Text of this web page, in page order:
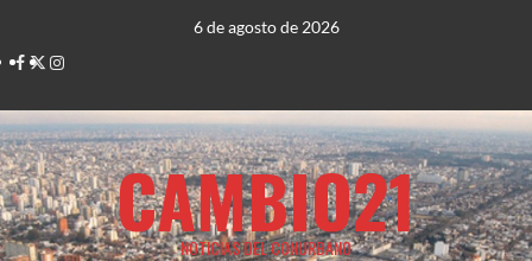
contenido
6 de agosto de 2026
Facebook
TwitterInstagram
CAMBIO21
NOTICIAS DEL CONURBANO